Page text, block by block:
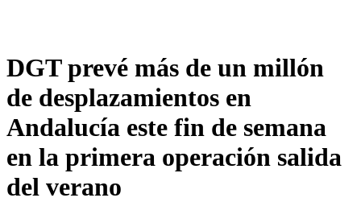
DGT prevé más de un millón
de desplazamientos en
Andalucía este fin de semana
en la primera operación salida
del verano